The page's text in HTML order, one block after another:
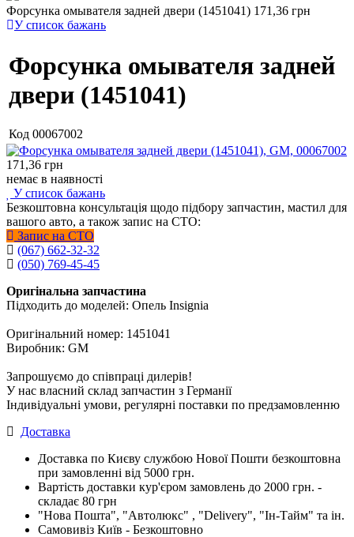
Форсунка омывателя задней двери (1451041) 171,36 грн
У список бажань
Форсунка омывателя задней
двери (1451041)
Код 00067002
171,36 грн
немає в наявності
У список бажань
Безкоштовна консультація щодо підбору запчастин, мастил для
вашого авто, а також запис на СТО:
Запис на СТО
(067) 662-32-32
(050) 769-45-45
Оригінальна запчастина
Підходить до моделей: Опель Insignia
Оригінальний номер: 1451041
Виробник: GM
Запрошуємо до співпраці дилерів!
У нас власний склад запчастин з Германії
Індивідуальні умови, регулярні поставки по предзамовленню
Доставка
Доставка по Києву службою Нової Пошти безкоштовна
при замовленні від 5000 грн.
Вартість доставки кур'єром замовлень до 2000 грн. -
складає 80 грн
"Нова Пошта", "Автолюкс" , "Delivery", "Iн-Тайм" та ін.
Самовивіз Київ - Безкоштовно